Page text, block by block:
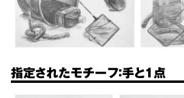
指定されたモチーフ：手と1点